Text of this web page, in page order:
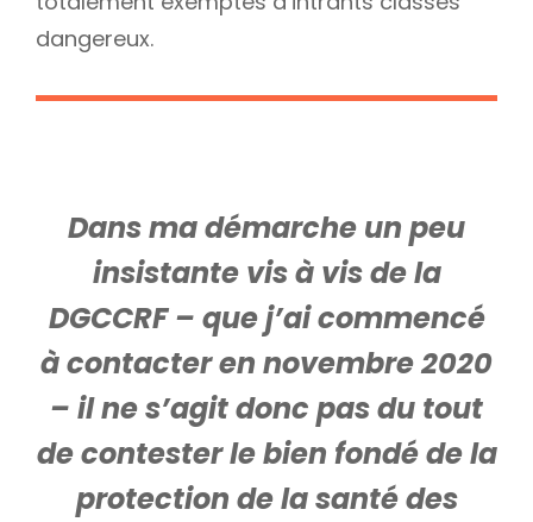
dangereux.
Dans ma démarche un peu
insistante vis à vis de la
DGCCRF – que j’ai commencé
à contacter en novembre 2020
– il ne s’agit donc pas du tout
de contester le bien fondé de la
protection de la santé des